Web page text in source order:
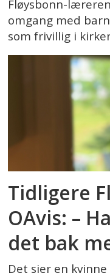
Fløysbonn-
omgang med
som frivillig i
Tidligere
OAvis: –
det bak
Det sier en